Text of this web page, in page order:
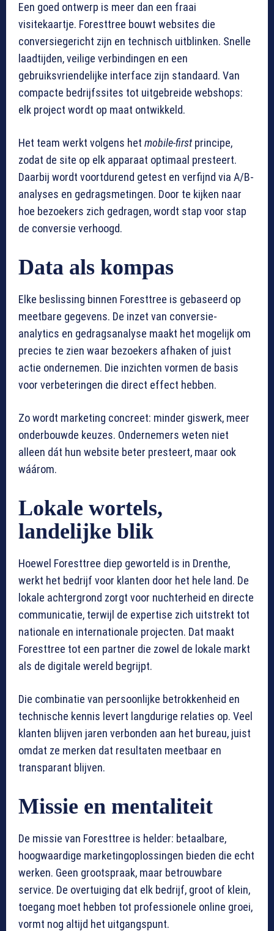
Een goed ontwerp is meer dan een fraai
visitekaartje. Foresttree bouwt websites die
conversiegericht zijn en technisch uitblinken. Snelle
laadtijden, veilige verbindingen en een
gebruiksvriendelijke interface zijn standaard. Van
compacte bedrijfssites tot uitgebreide webshops:
elk project wordt op maat ontwikkeld.
Het team werkt volgens het mobile-firstprincipe,
zodat de site op elk apparaat optimaal presteert.
Daarbij wordt voortdurend getest en verfijnd via A/B-
analyses en gedragsmetingen. Door te kijken naar
hoe bezoekers zich gedragen, wordt stap voor stap
de conversie verhoogd.
Data als kompas
Elke beslissing binnen Foresttree is gebaseerd op
meetbare gegevens. De inzet van conversie-
analytics en gedragsanalyse maakt het mogelijk om
precies te zien waar bezoekers afhaken of juist
actie ondernemen. Die inzichten vormen de basis
voor verbeteringen die direct effect hebben.
Zo wordt marketing concreet: minder giswerk, meer
onderbouwde keuzes. Ondernemers weten niet
alleen dát hun website beter presteert, maar ook
wáárom.
Lokale wortels,
landelijke blik
Hoewel Foresttree diep geworteld is in Drenthe,
werkt het bedrijf voor klanten door het hele land. De
lokale achtergrond zorgt voor nuchterheid en directe
communicatie, terwijl de expertise zich uitstrekt tot
nationale en internationale projecten. Dat maakt
Foresttree tot een partner die zowel de lokale markt
als de digitale wereld begrijpt.
Die combinatie van persoonlijke betrokkenheid en
technische kennis levert langdurige relaties op. Veel
klanten blijven jaren verbonden aan het bureau, juist
omdat ze merken dat resultaten meetbaar en
transparant blijven.
Missie en mentaliteit
De missie van Foresttree is helder: betaalbare,
hoogwaardige marketingoplossingen bieden die echt
werken. Geen grootspraak, maar betrouwbare
service. De overtuiging dat elk bedrijf, groot of klein,
toegang moet hebben tot professionele online groei,
vormt nog altijd het uitgangspunt.